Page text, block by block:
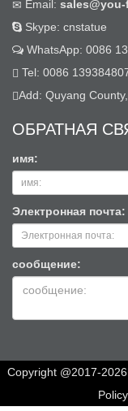
Email:
Skype: cnstatue
WhatsApp: 0086
Tel: 0086
Add: Quyang
ОБРАТНАЯ
имя:
Электронная почта:
сообщение:
Copyright @2017-